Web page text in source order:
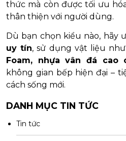
thức mà còn được tối ưu
thân thiện với người dùng.
Dù bạn chọn kiểu nào, hãy
uy tín, sử dụng vật liệu như
Foam, nhựa vân đá cao
không gian bếp hiện đại –
cách sống mới.
DANH MỤC TIN TỨC
Tin tức